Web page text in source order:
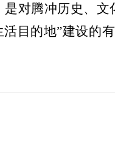
是对腾冲历史、
活目的地”建设的